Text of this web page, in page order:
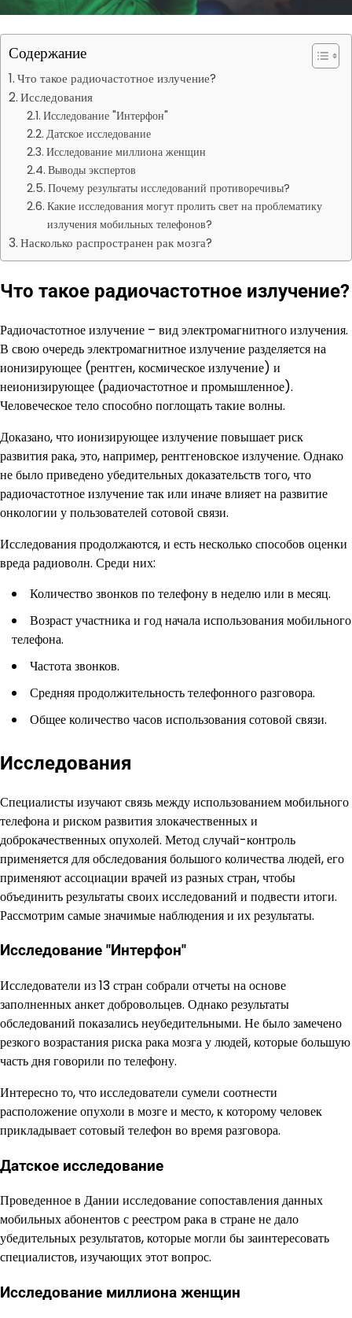
Содержание
Что такое радиочастотное излучение?
Исследования
Исследование "Интерфон"
Датское исследование
Исследование миллиона женщин
Выводы экспертов
Почему результаты исследований противоречивы?
Какие исследования могут пролить свет на проблематику
излучения мобильных телефонов?
Насколько распространен рак мозга?
Что такое радиочастотное излучение?
Радиочастотное излучение – вид электромагнитного излучения.
В свою очередь электромагнитное излучение разделяется на
ионизирующее (рентген, космическое излучение) и
неионизирующее (радиочастотное и промышленное).
Человеческое тело способно поглощать такие волны.
Доказано, что ионизирующее излучение повышает риск
развития рака, это, например, рентгеновское излучение. Однако
не было приведено убедительных доказательств того, что
радиочастотное излучение так или иначе влияет на развитие
онкологии у пользователей сотовой связи.
Исследования продолжаются, и есть несколько способов оценки
вреда радиоволн. Среди них:
Количество звонков по телефону в неделю или в месяц.
Возраст участника и год начала использования мобильного
телефона.
Частота звонков.
Средняя продолжительность телефонного разговора.
Общее количество часов использования сотовой связи.
Исследования
Специалисты изучают связь между использованием мобильного
телефона и риском развития злокачественных и
доброкачественных опухолей. Метод случай-контроль
применяется для обследования большого количества людей, его
применяют ассоциации врачей из разных стран, чтобы
объединить результаты своих исследований и подвести итоги.
Рассмотрим самые значимые наблюдения и их результаты.
Исследование "Интерфон"
Исследователи из 13 стран собрали отчеты на основе
заполненных анкет добровольцев. Однако результаты
обследований показались неубедительными. Не было замечено
резкого возрастания риска рака мозга у людей, которые большую
часть дня говорили по телефону.
Интересно то, что исследователи сумели соотнести
расположение опухоли в мозге и место, к которому человек
прикладывает сотовый телефон во время разговора.
Датское исследование
Проведенное в Дании исследование сопоставления данных
мобильных абонентов с реестром рака в стране не дало
убедительных результатов, которые могли бы заинтересовать
специалистов, изучающих этот вопрос.
Исследование миллиона женщин